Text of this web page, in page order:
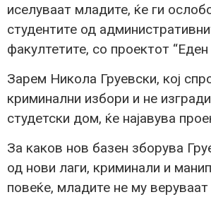
иселуваат младите, ќе ги
студентите од
факултетите, со проектот “Еден
Зарем Никола Груевски, кој
криминални избори и не
студетски дом, ќе најавува
За каков нов базен зборува
од нови лаги, криминали и
повеќе, младите не му